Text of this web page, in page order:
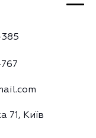
71, Київ